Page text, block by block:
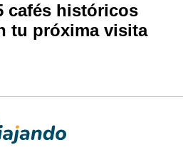
cafés históricos
tu próxima visita